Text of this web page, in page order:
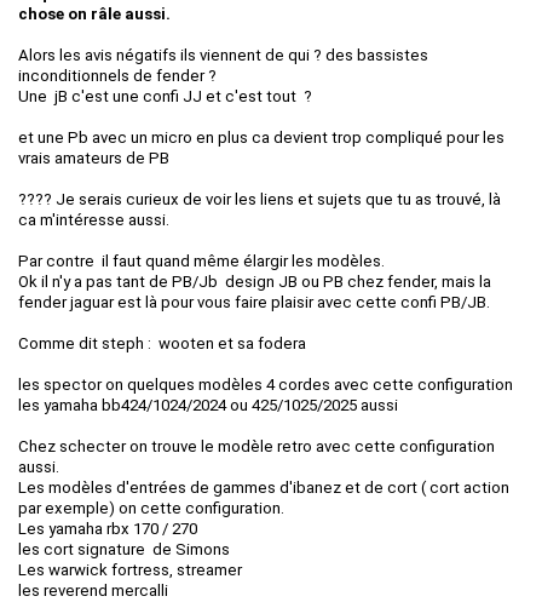
chose on râle aussi.
Alors les avis négatifs ils viennent de qui ? des bassistes
inconditionnels de fender ?
Une jB c'est une confi JJ et c'est tout ?
et une Pb avec un micro en plus ca devient trop compliqué pour les
vrais amateurs de PB
???? Je serais curieux de voir les liens et sujets que tu as trouvé, là
ca m'intéresse aussi.
Par contre il faut quand même élargir les modèles.
Ok il n'y a pas tant de PB/Jb design JB ou PB chez fender, mais la
fender jaguar est là pour vous faire plaisir avec cette confi PB/JB.
Comme dit steph : wooten et sa fodera
les spector on quelques modèles 4 cordes avec cette configuration
les yamaha bb424/1024/2024 ou 425/1025/2025 aussi
Chez schecter on trouve le modèle retro avec cette configuration
aussi.
Les modèles d'entrées de gammes d'ibanez et de cort ( cort action
par exemple) on cette configuration.
Les yamaha rbx 170 / 270
les cort signature de Simons
Les warwick fortress, streamer
les reverend mercalli